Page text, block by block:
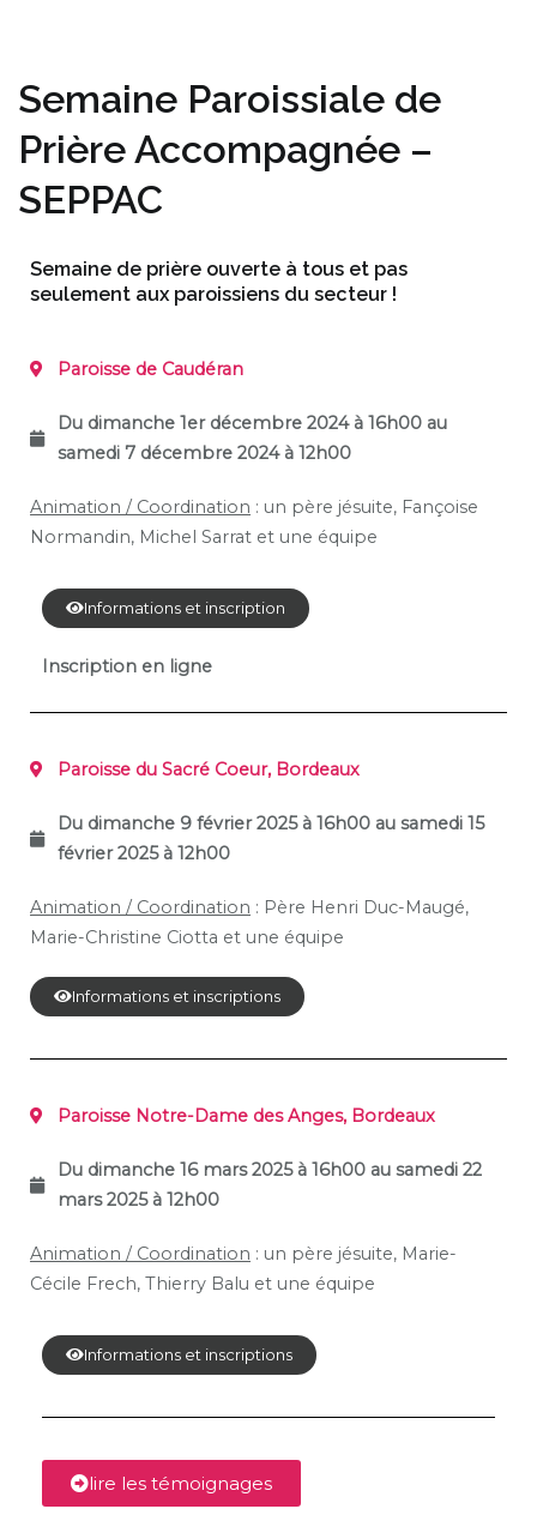
Semaine Paroissiale de
Prière Accompagnée –
SEPPAC
Semaine de prière ouverte à tous et pas
seulement aux paroissiens du secteur !
Paroisse de Caudéran
Du dimanche 1er décembre 2024 à 16h00 au
samedi 7 décembre 2024 à 12h00
Animation / Coordination : un père jésuite, Fançoise
Normandin, Michel Sarrat et une équipe
Informations et inscription
Inscription en ligne
Paroisse du Sacré Coeur, Bordeaux
Du dimanche 9 février 2025 à 16h00 au samedi 15
février 2025 à 12h00
Animation / Coordination : Père Henri Duc-Maugé,
Marie-Christine Ciotta et une équipe
Informations et inscriptions
Paroisse Notre-Dame des Anges, Bordeaux
Du dimanche 16 mars 2025 à 16h00 au samedi 22
mars 2025 à 12h00
Animation / Coordination : un père jésuite, Marie-
Cécile Frech, Thierry Balu et une équipe
Informations et inscriptions
lire les témoignages